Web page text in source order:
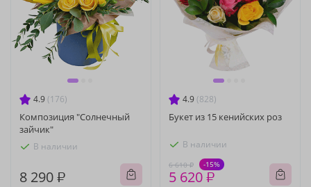
4.9 (176)
Композиция "Солнечный
зайчик"
В наличии
8 290 ₽
4.9 (828)
Букет из 15 кенийских роз
В наличии
6 610 ₽ -15%
5 620 ₽